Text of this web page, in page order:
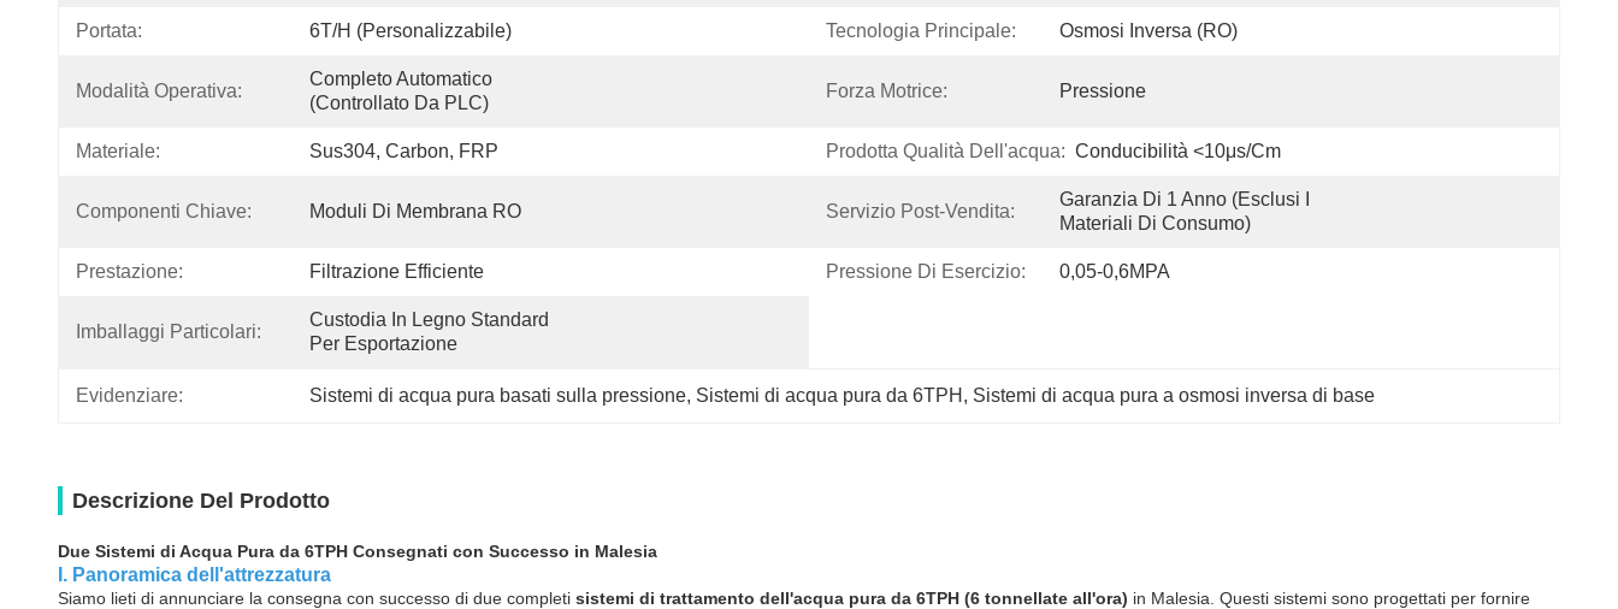
Portata: 6T/h (personalizzabile) Tecnologia Principale: Osmosi Inversa (RO)
Modalità Operativa:
Completo Automatico
(controllato Da PLC)
Forza Motrice: Pressione
Materiale: Sus304, Carbon, FRP Prodotta Qualità Dell'acqua: Conducibilità <10μs/cm
Componenti Chiave: Moduli Di Membrana RO Servizio Post-Vendita:
Garanzia Di 1 Anno (esclusi I
Materiali Di Consumo)
Prestazione: Filtrazione Efficiente Pressione Di Esercizio: 0,05-0,6MPA
Imballaggi Particolari:
Custodia In Legno Standard
Per Esportazione
Evidenziare: Sistemi di acqua pura basati sulla pressione, Sistemi di acqua pura da 6TPH , Sistemi di acqua pura a osmosi inversa di base
Descrizione Del Prodotto
Due Sistemi di Acqua Pura da 6TPH Consegnati con Successo in Malesia
I. Panoramica dell'attrezzatura
Siamo lieti di annunciare la consegna con successo di due completi sistemi di trattamento dell'acqua pura da 6TPH (6 tonnellate all'ora) in Malesia. Questi sistemi sono progettati per fornire